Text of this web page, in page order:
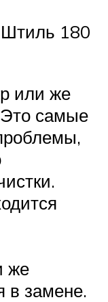
180
или же
самые
же
в замене.